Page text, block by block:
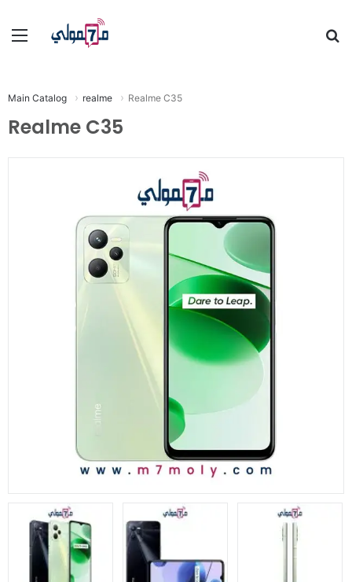
Menu
Main Catalog realme Realme C35
Realme C35